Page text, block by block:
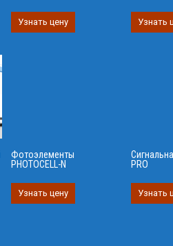
Узнать цену Узнать
Фотоэлементы
PHOTOCELL-N
Узнать цену
PRO
Узнать